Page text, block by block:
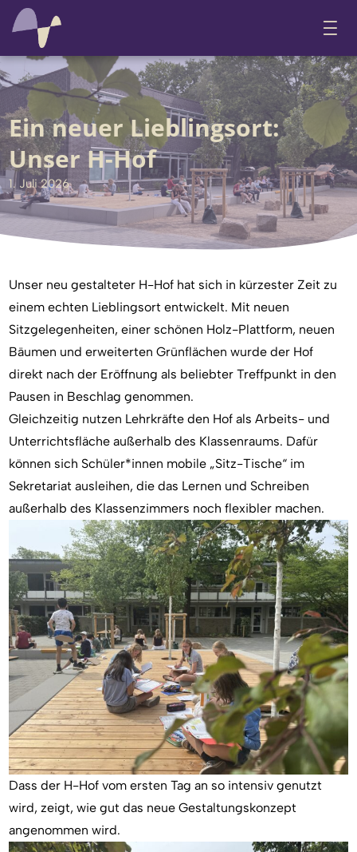
Ein neuer Lieblingsort:
Unser H-Hof
1. Juli 2026
Unser neu gestalteter H-Hof hat sich in kürzester Zeit zu
einem echten Lieblingsort entwickelt. Mit neuen
Sitzgelegenheiten, einer schönen Holz-Plattform, neuen
Bäumen und erweitertenGrünflächen wurde der Hof
direkt nach der Eröffnung als beliebter Treffpunkt in den
Pausen in Beschlag genommen.
Gleichzeitig nutzen Lehrkräfte den Hof alsArbeits- und
Unterrichtsfläche außerhalb des Klassenraums. Dafür
können sich Schüler*innen mobile „Sitz-Tische“ im
Sekretariat ausleihen, die das Lernen und Schreiben
außerhalb des Klassenzimmers noch flexibler machen.
Dass der H-Hof vom ersten Tag an so intensiv genutzt
wird, zeigt, wie gut das neue Gestaltungskonzept
angenommen wird.